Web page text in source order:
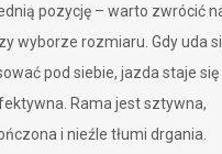
pozycję – warto zwrócić
wyborze rozmiaru. Gdy uda
pod siebie, jazda staje się
Rama jest sztywna,
i nieźle tłumi drgania.